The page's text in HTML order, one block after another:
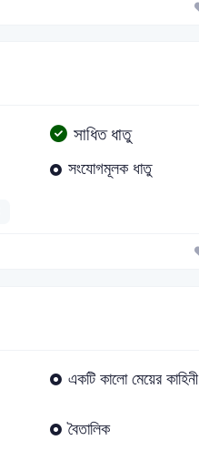
সাধিত ধাতু
সংযোগমূলক ধাতু
একটি কালো মেয়ের কাহিনী
বৈতালিক